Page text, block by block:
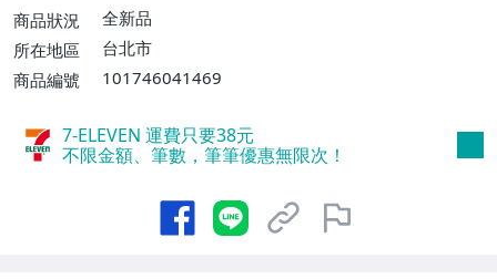
運費$60、滿5件或消費滿$1298免運
費】、宅配/貨運【單件運費$120、滿5件
商品狀況
全新品
所在地區
台北市
商品編號
101746041469
7-ELEVEN 運費只要38元
不限金額、筆數，筆筆優惠無限次！